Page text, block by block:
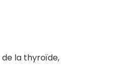
de la thyroïde,